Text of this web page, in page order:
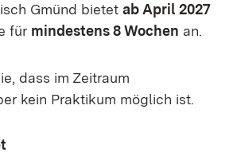
Gmünd bietet ab April 2027
für mindestens 8 Wochen an.
dass im Zeitraum
kein Praktikum möglich ist.